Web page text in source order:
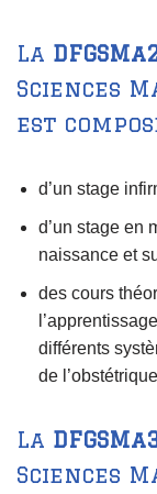
La
Sciences
est
d’un stage
d’un stage en
naissance et
des cours
différents
de
La
Sciences